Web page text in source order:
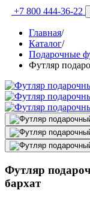
+7 800 444-36-22
Главная/
Каталог/
Подарочные
Футляр
Футляр
бархат